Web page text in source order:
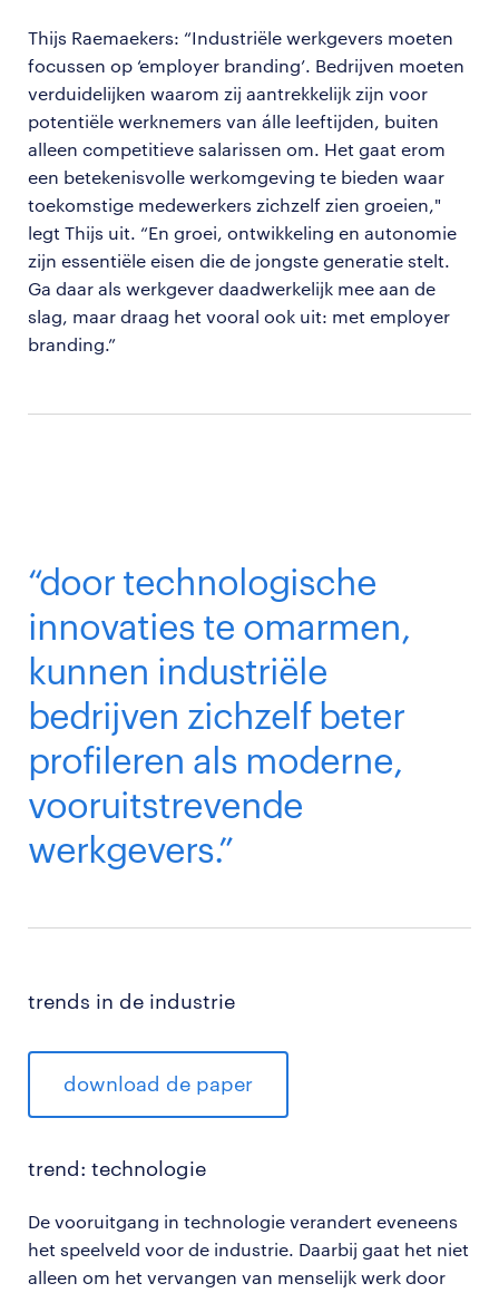
Thijs Raemaekers: “Industriële werkgevers moeten
focussen op ‘employer branding’. Bedrijven moeten
verduidelijken waarom zij aantrekkelijk zijn voor
potentiële werknemers van álle leeftijden, buiten
alleen competitieve salarissen om. Het gaat erom
een betekenisvolle werkomgeving te bieden waar
toekomstige medewerkers zichzelf zien groeien,"
legt Thijs uit. “En groei, ontwikkeling en autonomie
zijn essentiële eisen die de jongste generatie stelt.
Ga daar als werkgever daadwerkelijk mee aan de
slag, maar draag het vooral ook uit: met employer
branding.”
“door technologische
innovaties te omarmen,
kunnen industriële
bedrijven zichzelf beter
profileren als moderne,
vooruitstrevende
werkgevers.”
trends in de industrie
download de paper
trend: technologie
De vooruitgang in technologie verandert eveneens
het speelveld voor de industrie. Daarbij gaat het niet
alleen om het vervangen van menselijk werk door